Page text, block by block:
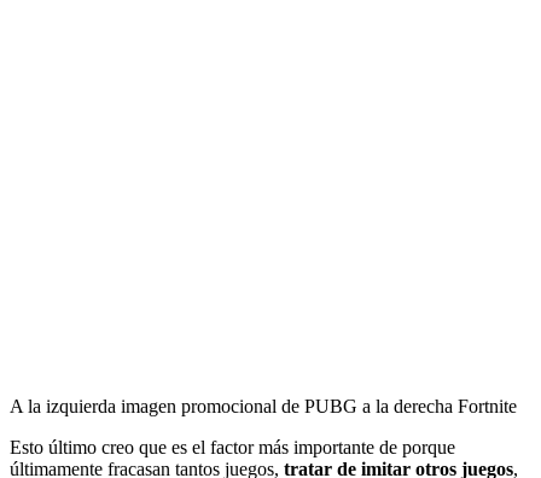
A la izquierda imagen promocional de PUBG a la derecha Fortnite
Esto último creo que es el factor más importante de porque
últimamente fracasan tantos juegos, tratar de imitar otros juegos,